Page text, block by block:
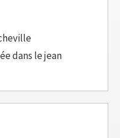
dans le jean